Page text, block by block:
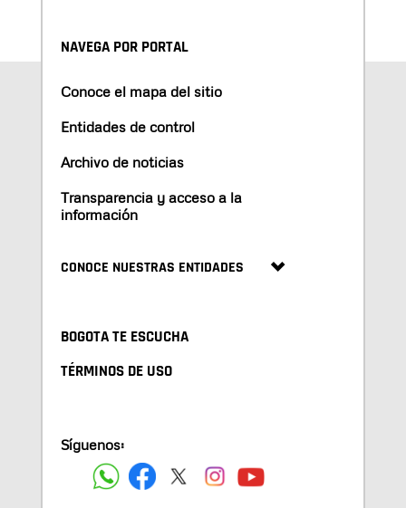
NAVEGA POR PORTAL
Conoce el mapa del sitio
Entidades de control
Archivo de noticias
Transparencia y acceso a la
información
CONOCE NUESTRAS ENTIDADES
BOGOTA TE ESCUCHA
TÉRMINOS DE USO
Síguenos: